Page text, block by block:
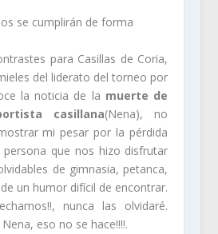
se cumplirán de forma
para Casillas de Coria,
del liderato del torneo por
la noticia de la muerte de
casillana(Nena), no
mi pesar por la pérdida
persona que nos hizo disfrutar
de gimnasia, petanca,
un humor difícil de encontrar.
nunca las olvidaré.
eso no se hace!!!!.